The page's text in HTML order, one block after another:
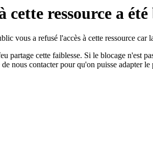
cette ressource a
vous a refusé l'accès à cette ressource car
partage cette faiblesse. Si le blocage n'est
nous contacter pour qu'on puisse adapter le